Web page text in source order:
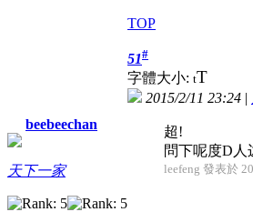
TOP
beebeechan
天下一家
51#
字體大小: tT
2015/2/11 23:24 |
超!
問下呢度D人
leefeng 發表於